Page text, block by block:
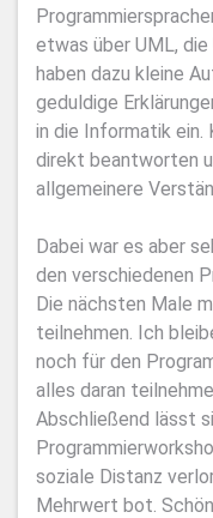
etwas über UML,
haben dazu kleine
geduldige
in die Informatik ein.
direkt beantworten
allgemeinere
Dabei war es aber
den verschiedenen
Die nächsten Male
teilnehmen. Ich
noch für den
alles daran
Abschließend lässt
soziale Distanz
Mehrwert bot.